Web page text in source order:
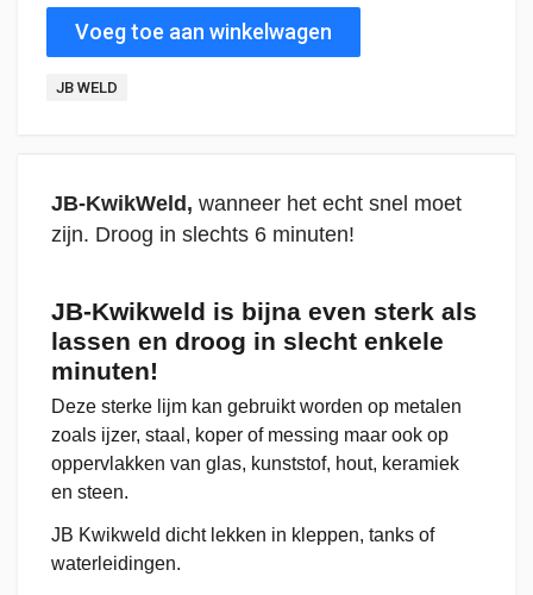
JB-KwikWeld, wanneer het echt snel moet
zijn. Droog in slechts 6 minuten!
JB-Kwikweld is bijna even sterk als
lassen en droog in slecht enkele
minuten!
Deze sterke lijm kan gebruikt worden op metalen
zoals ijzer, staal, koper of messing maar ook op
oppervlakken van glas, kunststof, hout, keramiek
en steen.
JB Kwikweld dicht lekken in kleppen, tanks of
waterleidingen.
Voeg toe aan winkelwagen
JB WELD